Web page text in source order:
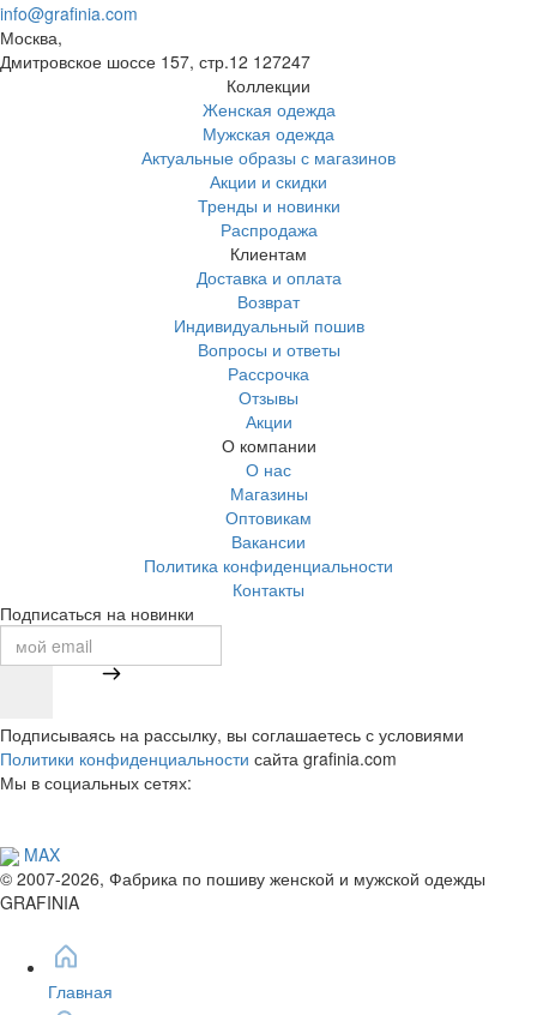
info@grafinia.com
Москва,
Дмитровское шоссе 157, стр.12 127247
Коллекции
Женская одежда
Мужская одежда
Актуальные образы с магазинов
Акции и скидки
Тренды и новинки
Распродажа
Клиентам
Доставка и оплата
Возврат
Индивидуальный пошив
Вопросы и ответы
Рассрочка
Отзывы
Акции
О компании
О нас
Магазины
Оптовикам
Вакансии
Политика конфиденциальности
Контакты
Подписаться на новинки
Подписываясь на рассылку, вы соглашаетесь с условиями
Политики конфиденциальности сайта grafinia.com
Мы в социальных сетях:
MAX
© 2007-2026, Фабрика по пошиву женской и мужской одежды
GRAFINIA
Главная